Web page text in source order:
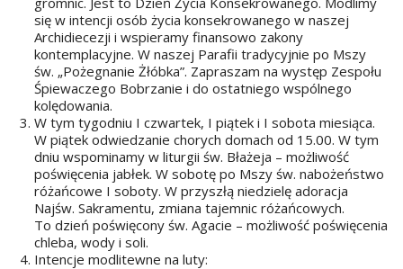
się w intencji osób życia konsekrowanego w naszej
Archidiecezji i wspieramy finansowo zakony
kontemplacyjne. W naszej Parafii tradycyjnie po Mszy
św. „Pożegnanie Żłóbka”. Zapraszam na występ Zespołu
Śpiewaczego Bobrzanie i do ostatniego wspólnego
kolędowania.
W tym tygodniu I czwartek, I piątek i I sobota miesiąca.
W piątek odwiedzanie chorych domach od 15.00. W tym
dniu wspominamy w liturgii św. Błażeja – możliwość
poświęcenia jabłek. W sobotę po Mszy św. nabożeństwo
różańcowe I soboty. W przyszłą niedzielę adoracja
Najśw. Sakramentu, zmiana tajemnic różańcowych.
To dzień poświęcony św. Agacie – możliwość poświęcenia
chleba, wody i soli.
Intencje modlitewne na luty: